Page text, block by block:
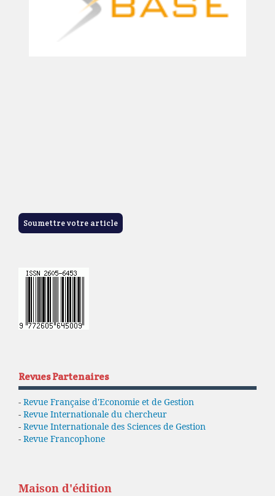
Soumettre votre article
Revues Partenaires
- Revue Française d'Economie et de Gestion
- Revue Internationale du chercheur
- Revue Internationale des Sciences de Gestion
- Revue Francophone
Maison d'édition